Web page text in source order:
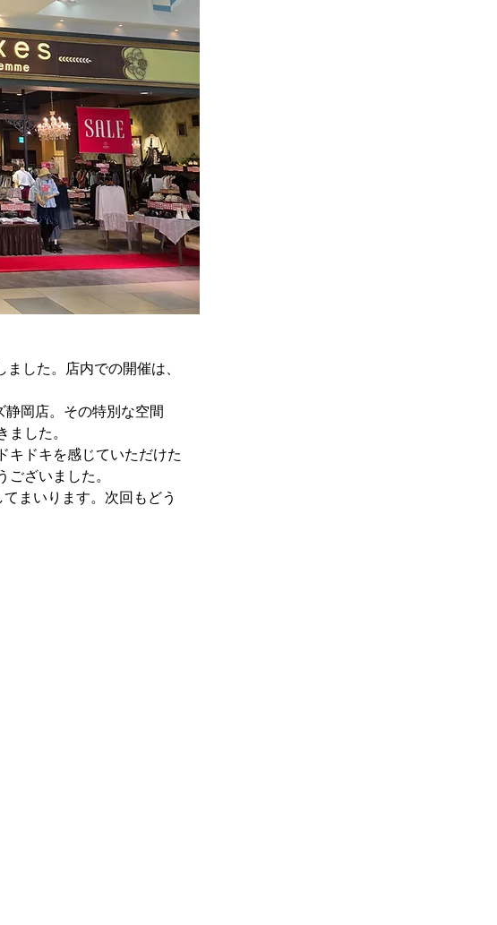
した。店内での開催は、
岡店。その特別な空間
した。
キドキを感じていただけた
ざいました。
まいります。次回もどう